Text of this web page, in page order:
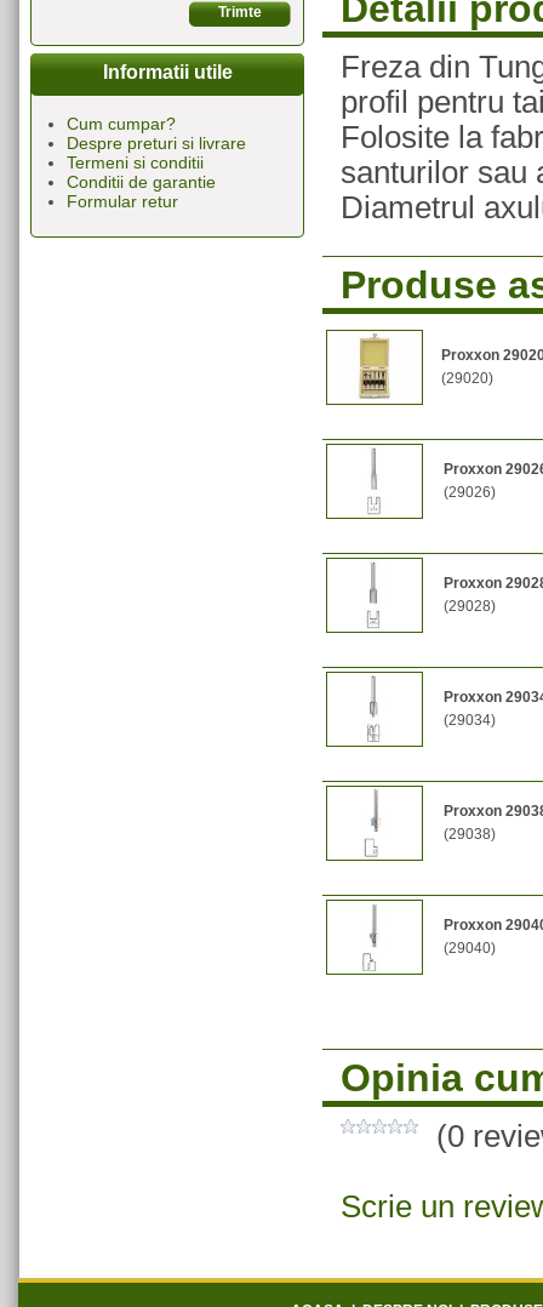
Informatii utile
Cum cumpar?
Despre preturi si livrare
Termeni si conditii
Conditii de garantie
Formular retur
Freza din
profil pentru
Folosite la
santurilor sau
Diametrul
Produse
Proxxon
(29020)
Proxxon
(29026)
Proxxon
(29028)
Proxxon
(29034)
Proxxon
(29038)
Proxxon
(29040)
Opinia
(0
Scrie un